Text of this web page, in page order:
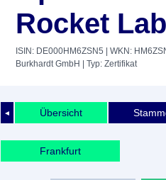
Rocket
ISIN: DE000HM6ZSN5 | WKN:
Burkhardt GmbH
| Typ: Zertifikat
◄ Übersicht
Frankfurt